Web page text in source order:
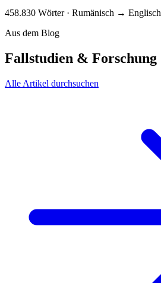
458.830 Wörter · Rumänisch → Englisch
Aus dem Blog
Fallstudien & Forschung
Alle Artikel durchsuchen